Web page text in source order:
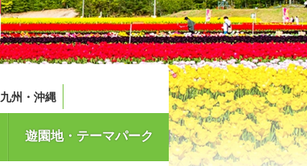
九州・沖縄
遊園地・テーマパーク